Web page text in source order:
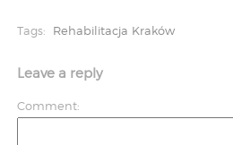
Tags: Rehabilitacja Kraków
Leave a reply
Comment